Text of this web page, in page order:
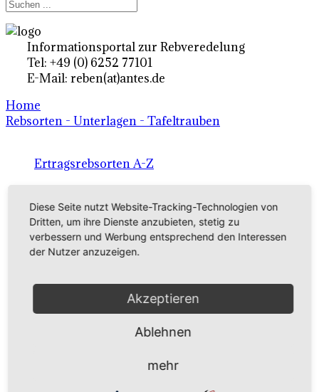
Informationsportal zur Rebveredelung
Tel: +49 (0) 6252 77101
E-Mail: reben(at)antes.de
Home
Rebsorten - Unterlagen - Tafeltrauben
Ertragsrebsorten A-Z
Rebsorten international
externe Links
Tafeltraubensorten
Anbausysteme & Recht
Tafeltrauben A-Z Sortenbeschreibungen
Diese Seite nutzt Website-Tracking-Technologien von
Dritten, um ihre Dienste anzubieten, stetig zu
verbessern und Werbung entsprechend den Interessen
der Nutzer anzuzeigen.
Akzeptieren
Ablehnen
mehr